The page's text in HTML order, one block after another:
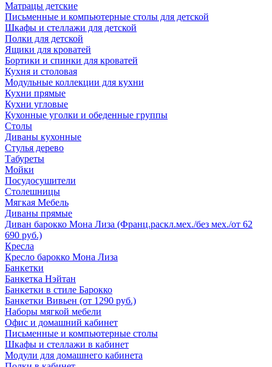
Матрацы детские
Письменные и компьютерные столы для детской
Шкафы и стеллажи для детской
Полки для детской
Ящики для кроватей
Бортики и спинки для кроватей
Кухня и столовая
Модульные коллекции для кухни
Кухни прямые
Кухни угловые
Кухонные уголки и обеденные группы
Столы
Диваны кухонные
Стулья дерево
Табуреты
Мойки
Посудосушители
Столешницы
Мягкая Мебель
Диваны прямые
Диван барокко Мона Лиза (Франц.раскл.мех./без мех./от 62
690 руб.)
Кресла
Кресло барокко Мона Лиза
Банкетки
Банкетка Нэйтан
Банкетки в стиле Барокко
Банкетки Вивьен (от 1290 руб.)
Наборы мягкой мебели
Офис и домашний кабинет
Письменные и компьютерные столы
Шкафы и стеллажи в кабинет
Модули для домашнего кабинета